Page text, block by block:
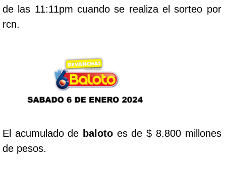
Chontico Día
Culona día
Culona noche
Dorado Mañana
de las 11:11pm cuando se realiza el sorteo por
rcn.
El acumulado de baloto es de $ 8.800 millones
de pesos.